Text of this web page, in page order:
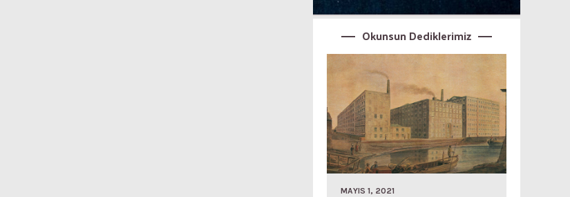
Okunsun Dediklerimiz
MAYIS 1, 2021